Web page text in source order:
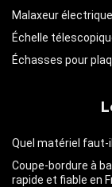
Malaxeur électrique
Échelle
Échasses pour
Quel matériel faut-
Coupe-bordure à
rapide et fiable en